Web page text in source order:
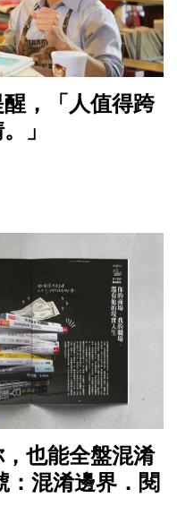
，「人值得跨
」
也能全盤混淆
混淆邊界．閱